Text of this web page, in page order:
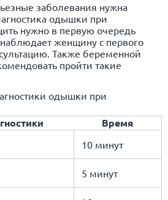
заболевания нужна
одышки при
нужно в первую очередь
женщину с первого
Также беременной
пройти такие
одышки при
Время
10 минут
5 минут